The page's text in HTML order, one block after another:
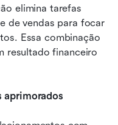
elimina tarefas
de vendas para focar
Essa combinação
resultado financeiro
aprimorados